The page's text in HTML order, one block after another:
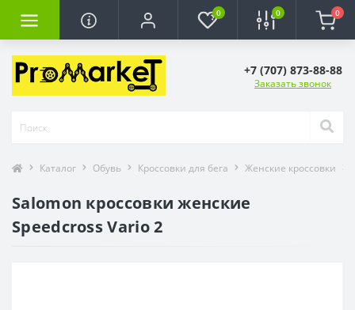
0 0 0
+7 (707) 873-88-88
Заказать звонок
Каталог Обувь Кроссовки для бега Женские кроссовки
Salomon кроссовки женские
Speedcross Vario 2